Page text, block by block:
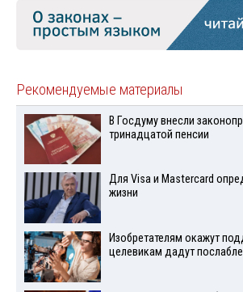
Рекомендуемые материалы
В Госдуму внесли
тринадцатой пенсии
Для Visа и Mastercard
жизни
Изобретателям окажут
целевикам дадут